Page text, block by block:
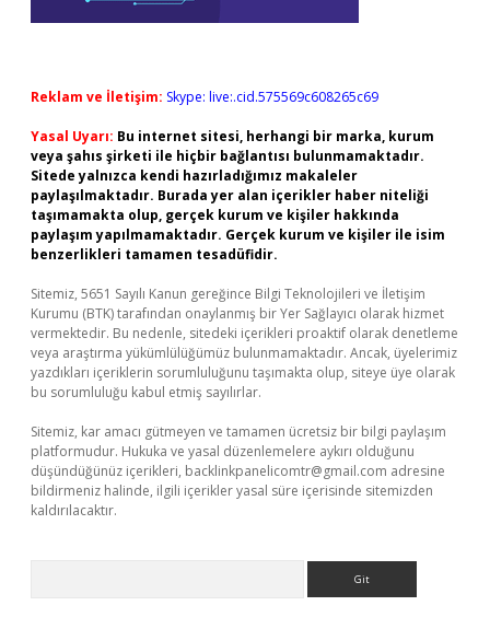
Reklam ve İletişim: Skype: live:.cid.575569c608265c69
Yasal Uyarı: Bu internet sitesi, herhangi bir marka, kurum
veya şahıs şirketi ile hiçbir bağlantısı bulunmamaktadır.
Sitede yalnızca kendi hazırladığımız makaleler
paylaşılmaktadır. Burada yer alan içerikler haber niteliği
taşımamakta olup, gerçek kurum ve kişiler hakkında
paylaşım yapılmamaktadır. Gerçek kurum ve kişiler ile isim
benzerlikleri tamamen tesadüfidir.
Sitemiz, 5651 Sayılı Kanun gereğince Bilgi Teknolojileri ve İletişim
Kurumu (BTK) tarafından onaylanmış bir Yer Sağlayıcı olarak hizmet
vermektedir. Bu nedenle, sitedeki içerikleri proaktif olarak denetleme
veya araştırma yükümlülüğümüz bulunmamaktadır. Ancak, üyelerimiz
yazdıkları içeriklerin sorumluluğunu taşımakta olup, siteye üye olarak
bu sorumluluğu kabul etmiş sayılırlar.
Sitemiz, kar amacı gütmeyen ve tamamen ücretsiz bir bilgi paylaşım
platformudur. Hukuka ve yasal düzenlemelere aykırı olduğunu
düşündüğünüz içerikleri, backlinkpanelicomtr@gmail.com adresine
bildirmeniz halinde, ilgili içerikler yasal süre içerisinde sitemizden
kaldırılacaktır.